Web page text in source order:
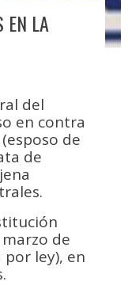
EN LA
del
en contra
de
de
de
ley), en